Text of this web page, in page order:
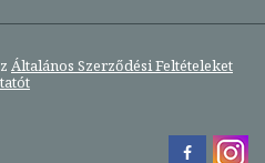
Általános Szerződési Feltételeket